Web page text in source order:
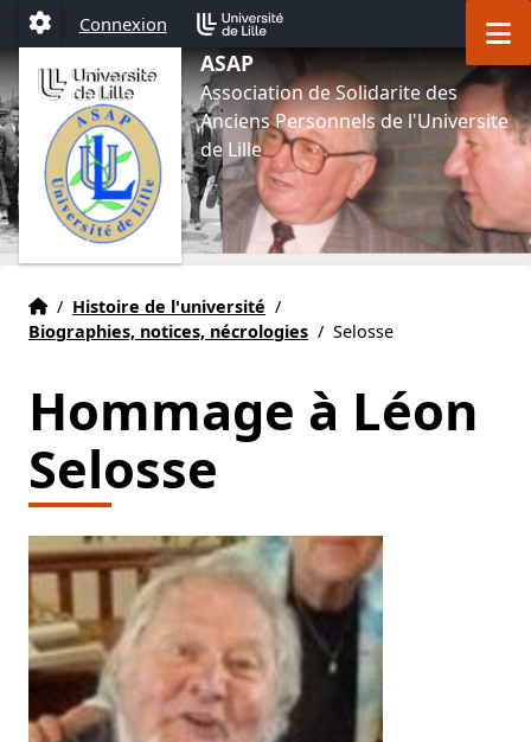
Aller au menu
Aller au contenu
Aller au pied de page
Paramétrage
Connexion
ASAP
Association de Solidarite des
Anciens Personnels de l'Universite
de Lille
Accueil
Accueil
/ Histoire de l'université /
Biographies, notices, nécrologies / Selosse
Hommage à Léon
Selosse